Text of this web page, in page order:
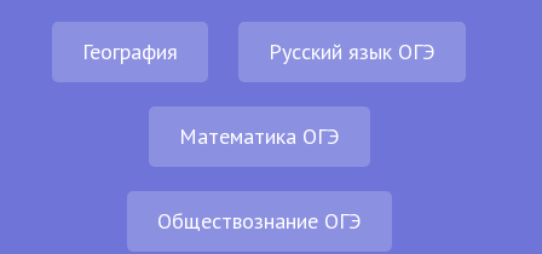
География Русский язык ОГЭ
Математика ОГЭ
Обществознание ОГЭ